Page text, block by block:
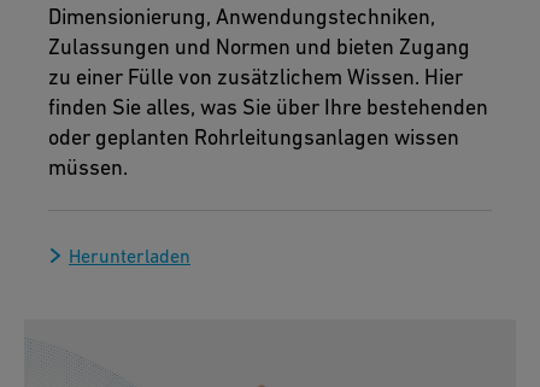
Dimensionierung, Anwendungstechniken,
Zulassungen und Normen und bieten Zugang
zu einer Fülle von zusätzlichem Wissen. Hier
finden Sie alles, was Sie über Ihre bestehenden
oder geplanten Rohrleitungsanlagen wissen
müssen.
Herunterladen